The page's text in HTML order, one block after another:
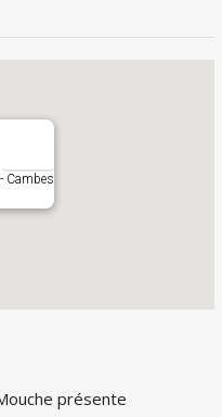
Cambes
présente